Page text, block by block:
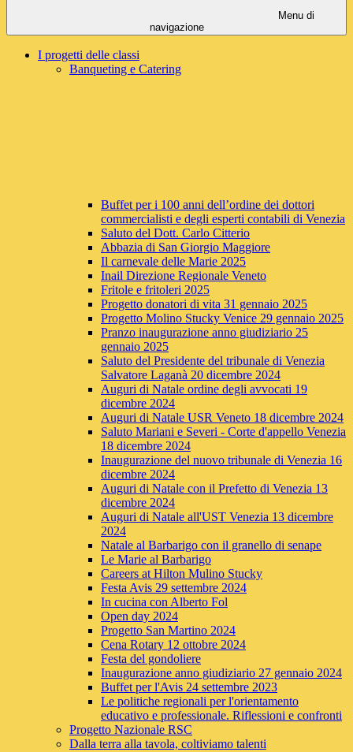
Menu di
navigazione
I progetti delle classi
Banqueting e Catering
Buffet per i 100 anni dell’ordine dei dottori
commercialisti e degli esperti contabili di Venezia
Saluto del Dott. Carlo Citterio
Abbazia di San Giorgio Maggiore
Il carnevale delle Marie 2025
Inail Direzione Regionale Veneto
Fritole e fritoleri 2025
Progetto donatori di vita 31 gennaio 2025
Progetto Molino Stucky Venice 29 gennaio 2025
Pranzo inaugurazione anno giudiziario 25
gennaio 2025
Saluto del Presidente del tribunale di Venezia
Salvatore Laganà 20 dicembre 2024
Auguri di Natale ordine degli avvocati 19
dicembre 2024
Auguri di Natale USR Veneto 18 dicembre 2024
Saluto Mariani e Severi - Corte d'appello Venezia
18 dicembre 2024
Inaugurazione del nuovo tribunale di Venezia 16
dicembre 2024
Auguri di Natale con il Prefetto di Venezia 13
dicembre 2024
Auguri di Natale all'UST Venezia 13 dicembre
2024
Natale al Barbarigo con il granello di senape
Le Marie al Barbarigo
Careers at Hilton Mulino Stucky
Festa Avis 29 settembre 2024
In cucina con Alberto Fol
Open day 2024
Progetto San Martino 2024
Cena Rotary 12 ottobre 2024
Festa del gondoliere
Inaugurazione anno giudiziario 27 gennaio 2024
Buffet per l'Avis 24 settembre 2023
Le politiche regionali per l'orientamento
educativo e professionale. Riflessioni e confronti
Progetto Nazionale RSC
Dalla terra alla tavola, coltiviamo talenti